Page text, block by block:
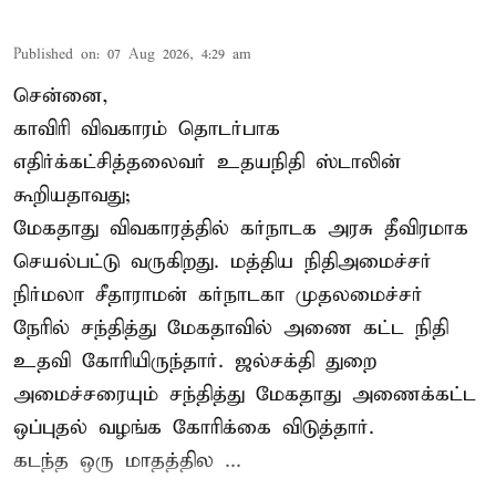
Published on: 07 Aug 2026, 4:29 am
சென்னை,
காவிரி விவகாரம் தொடர்பாக
எதிர்க்கட்சித்தலைவர் உதயநிதி ஸ்டாலின்
கூறியதாவது;
மேகதாது விவகாரத்தில் கர்நாடக அரசு தீவிரமாக
செயல்பட்டு வருகிறது. மத்திய நிதிஅமைச்சர்
நிர்மலா சீதாராமன் கர்நாடகா முதலமைச்சர்
நேரில் சந்தித்து மேகதாவில் அணை கட்ட நிதி
உதவி கோரியிருந்தார். ஜல்சக்தி துறை
அமைச்சரையும் சந்தித்து மேகதாது அணைக்கட்ட
ஒப்புதல் வழங்க கோரிக்கை விடுத்தார்.
கடந்த ஒரு மாதத்தில ...